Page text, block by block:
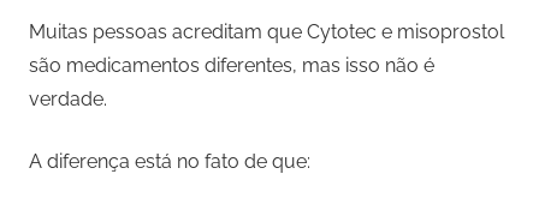
Muitas pessoas acreditam que Cytotec e misoprostol
são medicamentos diferentes, mas isso não é
verdade.
A diferença está no fato de que: